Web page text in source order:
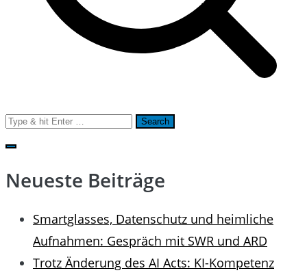
Search
for:
Neueste Beiträge
Smartglasses, Datenschutz und heimliche
Aufnahmen: Gespräch mit SWR und ARD
Trotz Änderung des AI Acts: KI-Kompetenz